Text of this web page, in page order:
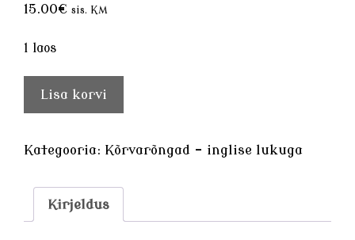
15.00€ sis. KM
1 laos
Kõrvarõngad
MUHU
kogus
Lisa korvi
Kategooria: Kõrvarõngad - inglise lukuga
Kirjeldus